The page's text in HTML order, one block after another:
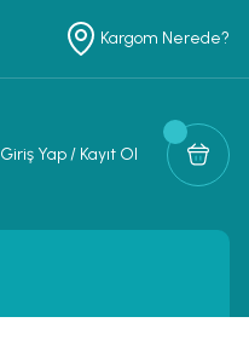
Kargom Nerede?
Giriş Yap / Kayıt Ol